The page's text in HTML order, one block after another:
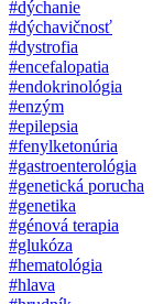
#dýchanie
#dýchavičnosť
#dystrofia
#encefalopatia
#endokrinológia
#enzým
#epilepsia
#fenylketonúria
#gastroenterológia
#genetická porucha
#genetika
#génová terapia
#glukóza
#hematológia
#hlava